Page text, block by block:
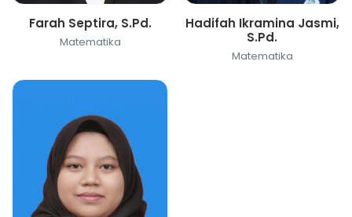
Farah Septira, S.Pd.
Matematika
Hadifah Ikramina Jasmi,
S.Pd.
Matematika